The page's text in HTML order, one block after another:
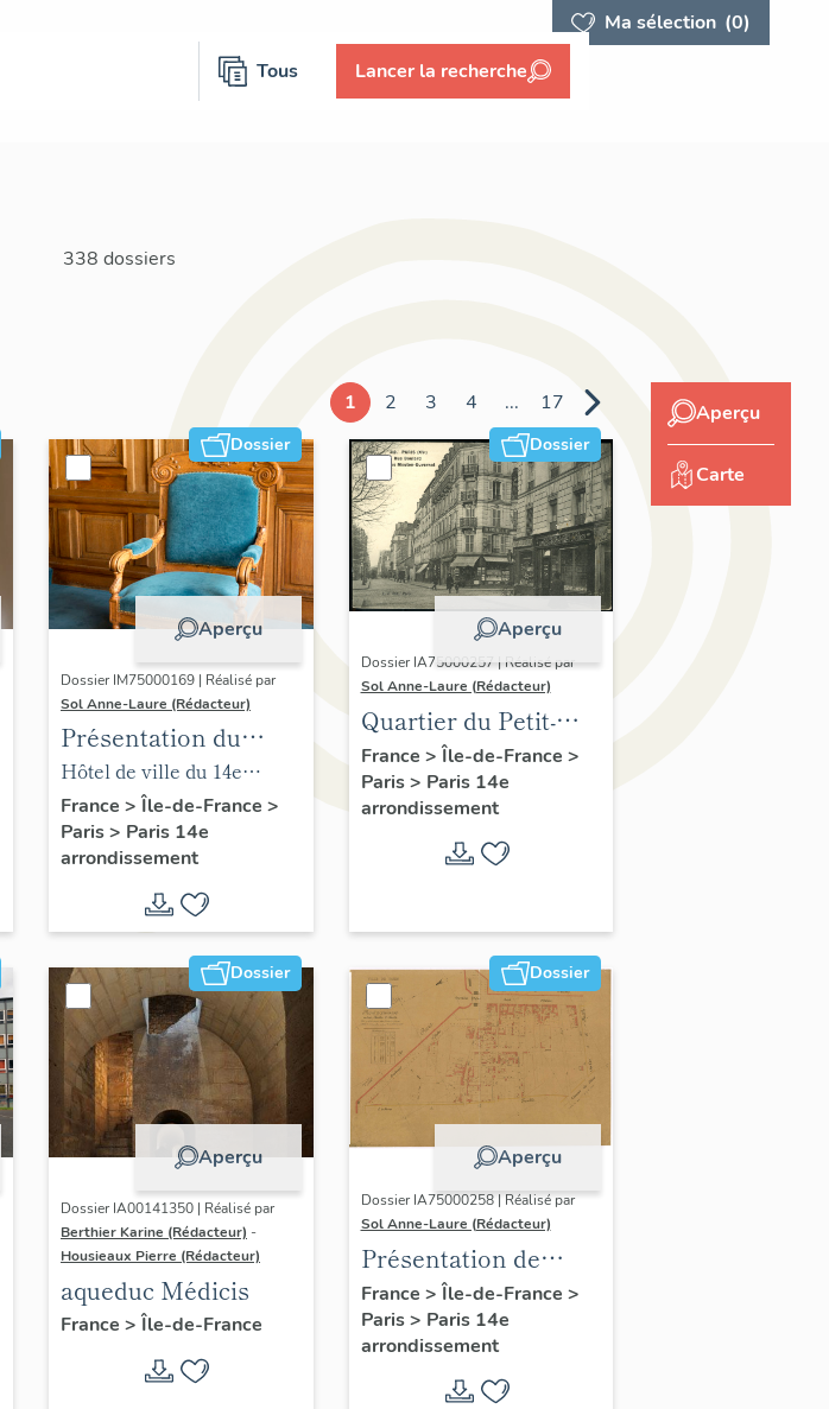
Ma sélection (0)
Tous Lancer la recherche
338 dossiers
1 2 3 4 ... 17
Dossier
Aperçu
Dossier IM75000169 | Réalisé par
Sol Anne-Laure (Rédacteur)
Présentation du
mobilier de la salle
des mariages
Hôtel de ville du 14e
arrondissement
France > Île-de-France >
Paris> Paris 14e
arrondissement
Dossier
Aperçu
Dossier IA75000257 | Réalisé par
Sol Anne-Laure (Rédacteur)
Quartier du Petit-
Montrouge
France > Île-de-France >
Paris> Paris 14e
arrondissement
Dossier
Aperçu
Dossier IA00141350 | Réalisé par
Berthier Karine (Rédacteur) -
Housieaux Pierre (Rédacteur)
aqueduc Médicis
France > Île-de-France
Dossier
Aperçu
Dossier IA75000258 | Réalisé par
Sol Anne-Laure (Rédacteur)
Présentation de
l'étude du
patrimoine sur le
quartier du Petit-
Montrouge
France > Île-de-France >
Paris> Paris 14e
arrondissement
Aperçu
Carte